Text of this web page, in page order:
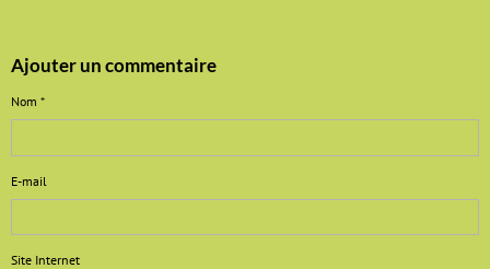
Ajouter un commentaire
Nom
E-mail
Site Internet